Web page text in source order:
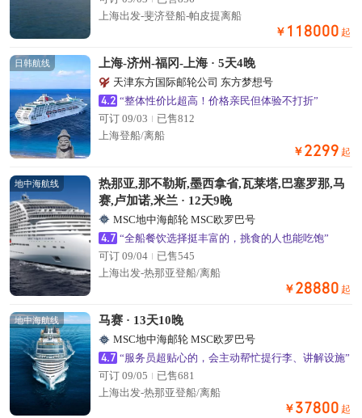
上海出发-斐济登船-帕皮提离船
￥ 118000 起
日韩航线 上海-济州-福冈-上海 · 5天4晚
天津东方国际邮轮公司 东方梦想号
4.2 “整体性价比超高！价格亲民但体验不打折”
可订 09/03
已售812
上海登船/离船
￥ 2299 起
地中海航线
热那亚,那不勒斯,墨西拿省,瓦莱塔,巴塞罗那,马
赛,卢加诺,米兰 · 12天9晚
MSC地中海邮轮 MSC欧罗巴号
4.7 “全船餐饮选择挺丰富的，挑食的人也能吃饱”
可订 09/04
已售545
上海出发-热那亚登船/离船
￥ 28880 起
地中海航线 马赛 · 13天10晚
MSC地中海邮轮 MSC欧罗巴号
4.7 “服务员超贴心的，会主动帮忙提行李、讲解设施”
可订 09/05
已售681
上海出发-热那亚登船/离船
￥ 37800 起
置顶